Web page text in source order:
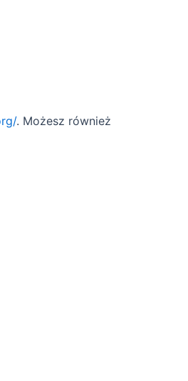
. Możesz również